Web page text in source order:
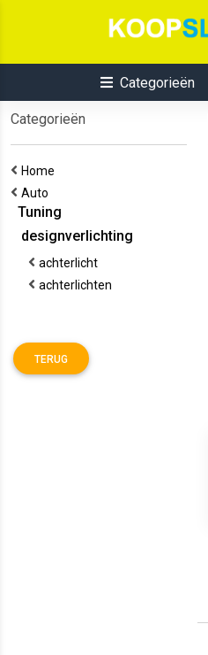
Categorieën
Categorieën
Home
Auto
Tuning
designverlichting
achterlicht
achterlichten
TERUG